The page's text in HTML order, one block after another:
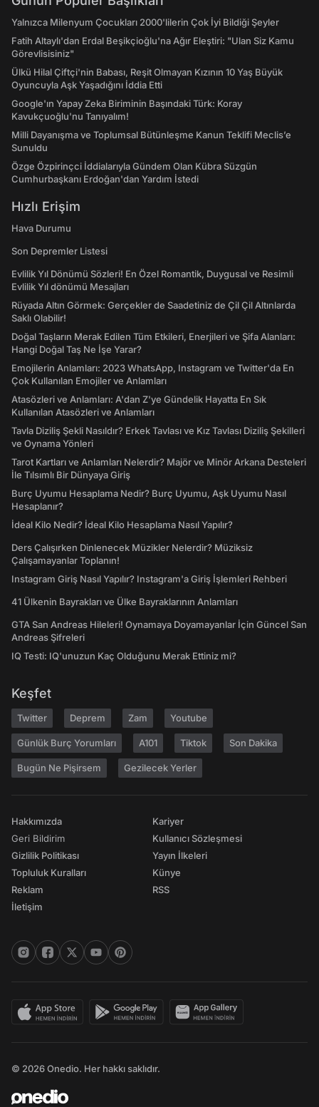
Yalnızca Milenyum Çocukları 2000'lilerin Çok İyi Bildiği Şeyler
Fatih Altaylı'dan Erdal Beşikçioğlu'na Ağır Eleştiri: "Ulan Siz Kamu
Görevlisisiniz"
Ülkü Hilal Çiftçi'nin Babası, Reşit Olmayan Kızının 10 Yaş Büyük
Oyuncuyla Aşk Yaşadığını İddia Etti
Google'ın Yapay Zeka Biriminin Başındaki Türk: Koray
Kavukçuoğlu'nu Tanıyalım!
Milli Dayanışma ve Toplumsal Bütünleşme Kanun Teklifi Meclis’e
Sunuldu
Özge Özpirinçci İddialarıyla Gündem Olan Kübra Süzgün
Cumhurbaşkanı Erdoğan'dan Yardım İstedi
Hızlı Erişim
Hava Durumu
Son Depremler Listesi
Evlilik Yıl Dönümü Sözleri! En Özel Romantik, Duygusal ve Resimli
Evlilik Yıl dönümü Mesajları
Rüyada Altın Görmek: Gerçekler de Saadetiniz de Çil Çil Altınlarda
Saklı Olabilir!
Doğal Taşların Merak Edilen Tüm Etkileri, Enerjileri ve Şifa Alanları:
Hangi Doğal Taş Ne İşe Yarar?
Emojilerin Anlamları: 2023 WhatsApp, Instagram ve Twitter'da En
Çok Kullanılan Emojiler ve Anlamları
Atasözleri ve Anlamları: A'dan Z'ye Gündelik Hayatta En Sık
Kullanılan Atasözleri ve Anlamları
Tavla Diziliş Şekli Nasıldır? Erkek Tavlası ve Kız Tavlası Diziliş Şekilleri
ve Oynama Yönleri
Tarot Kartları ve Anlamları Nelerdir? Majör ve Minör Arkana Desteleri
İle Tılsımlı Bir Dünyaya Giriş
Burç Uyumu Hesaplama Nedir? Burç Uyumu, Aşk Uyumu Nasıl
Hesaplanır?
İdeal Kilo Nedir? İdeal Kilo Hesaplama Nasıl Yapılır?
Ders Çalışırken Dinlenecek Müzikler Nelerdir? Müziksiz
Çalışamayanlar Toplanın!
Instagram Giriş Nasıl Yapılır? Instagram'a Giriş İşlemleri Rehberi
41 Ülkenin Bayrakları ve Ülke Bayraklarının Anlamları
GTA San Andreas Hileleri! Oynamaya Doyamayanlar İçin Güncel San
Andreas Şifreleri
IQ Testi: IQ'unuzun Kaç Olduğunu Merak Ettiniz mi?
Keşfet
Twitter Deprem Zam Youtube
Günlük Burç Yorumları A101 Tiktok Son Dakika
Bugün Ne Pişirsem Gezilecek Yerler
Hakkımızda
Geri Bildirim
Gizlilik Politikası
Topluluk Kuralları
Reklam
İletişim
Kariyer
Kullanıcı Sözleşmesi
Yayın İlkeleri
Künye
RSS
© 2026 Onedio. Her hakkı saklıdır.